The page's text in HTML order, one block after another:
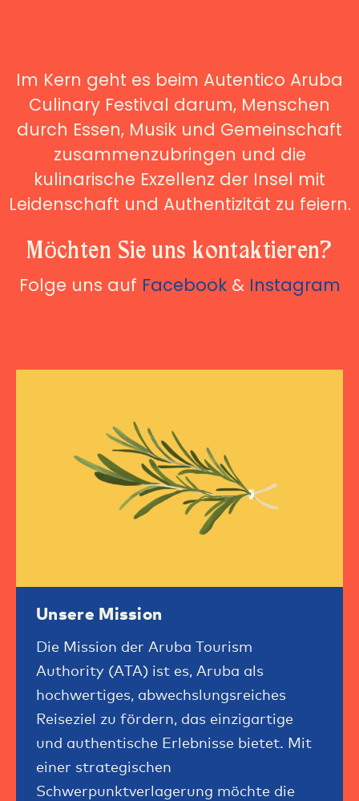
Im Kern geht es beim Autentico Aruba
Culinary Festival darum, Menschen
durch Essen, Musik und Gemeinschaft
zusammenzubringen und die
kulinarische Exzellenz der Insel mit
Leidenschaft und Authentizität zu feiern.
Möchten Sie uns kontaktieren?
Folge uns auf Facebook& Instagram
Unsere Mission
Die Mission der Aruba Tourism
Authority (ATA) ist es, Aruba als
hochwertiges, abwechslungsreiches
Reiseziel zu fördern, das einzigartige
und authentische Erlebnisse bietet. Mit
einer strategischen
Schwerpunktverlagerung möchte die